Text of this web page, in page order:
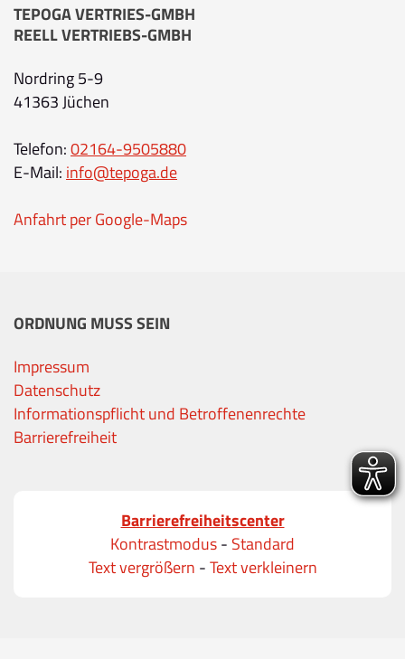
TEPOGA VERTRIES-GMBH
REELL VERTRIEBS-GMBH
Nordring 5-9
41363 Jüchen
Telefon:02164-9505880
E-Mail: info@tepoga.de
Anfahrt per Google-Maps
ORDNUNG MUSS SEIN
Impressum
Datenschutz
Informationspflicht und Betroffenenrechte
Barrierefreiheit
Barrierefreiheitscenter
Kontrastmodus- Standard
Text vergrößern -Text verkleinern